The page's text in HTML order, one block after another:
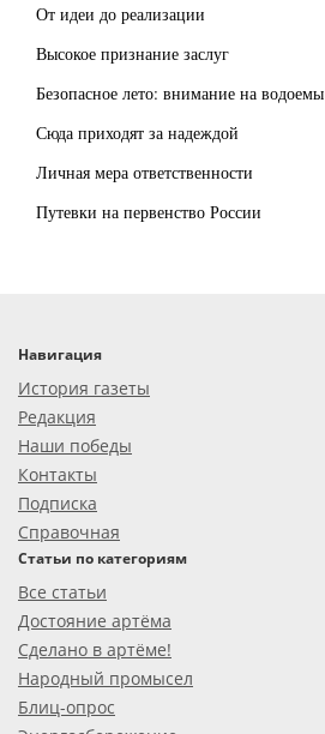
От идеи до реализации
Высокое признание заслуг
Безопасное лето: внимание на водоемы
Сюда приходят за надеждой
Личная мера ответственности
Путевки на первенство России
Навигация
История газеты
Редакция
Наши победы
Контакты
Подписка
Справочная
Статьи по категориям
Все статьи
Достояние артёма
Сделано в артёме!
Народный промысел
Блиц-опрос